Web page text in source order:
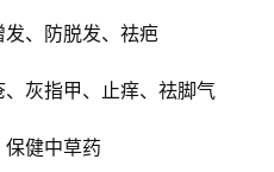
、防脱发、祛疤
灰指甲、止痒、祛脚气
健中草药